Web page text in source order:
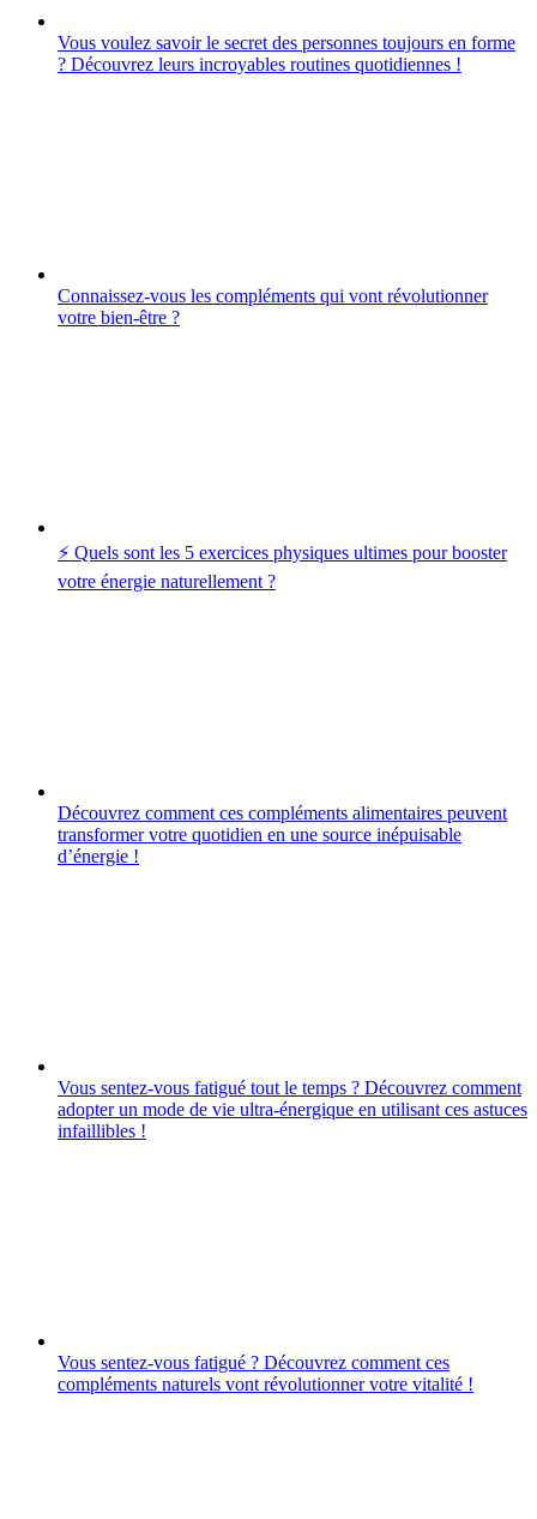
Vous voulez savoir le secret des personnes toujours en forme
? Découvrez leurs incroyables routines quotidiennes !
Connaissez-vous les compléments qui vont révolutionner
votre bien-être ?
⚡️ Quels sont les 5 exercices physiques ultimes pour booster
votre énergie naturellement ?
Découvrez comment ces compléments alimentaires peuvent
transformer votre quotidien en une source inépuisable
d’énergie !
Vous sentez-vous fatigué tout le temps ? Découvrez comment
adopter un mode de vie ultra-énergique en utilisant ces astuces
infaillibles !
Vous sentez-vous fatigué ? Découvrez comment ces
compléments naturels vont révolutionner votre vitalité !